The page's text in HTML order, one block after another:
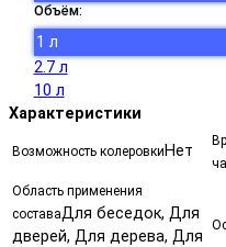
Объём:
1 л
2.7 л
10 л
Характеристики
Возможность колеровки Нет
Область применения
составаДля беседок, Для
дверей, Для дерева, Для